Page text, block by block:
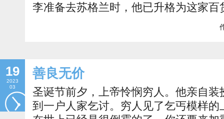
李准备去苏格兰时，他已升格为这家百
19
2023
03
善良无价
圣诞节前夕，上帝怜悯穷人。他亲自
到一户人家乞讨。穷人见了乞丐模样的